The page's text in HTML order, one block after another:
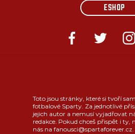
ESHOP
Toto jsou stránky, které si tvoří
fotbalové Sparty. Za jednotlivé
jejich autor a nemusí vyjadřovat
redakce. Pokud chceš přispět i ty,
nás na fanousci@spartaforever.cz.